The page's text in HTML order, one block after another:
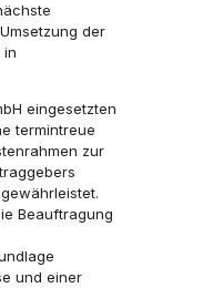
der
in
eingesetzten
termintreue
zur
Beauftragung
und einer